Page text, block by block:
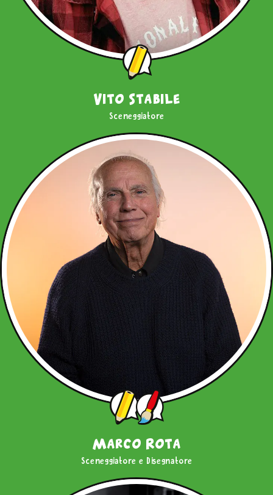
Vito Stabile
Sceneggiatore
Marco Rota
Sceneggiatore e Disegnatore